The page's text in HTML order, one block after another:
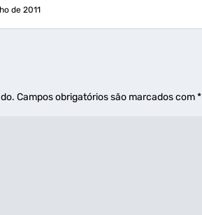
de 2011
Campos obrigatórios são marcados com*